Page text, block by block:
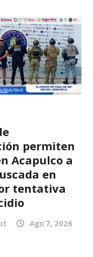
permiten
Acapulco a
en
tentativa
Ago 7, 2026